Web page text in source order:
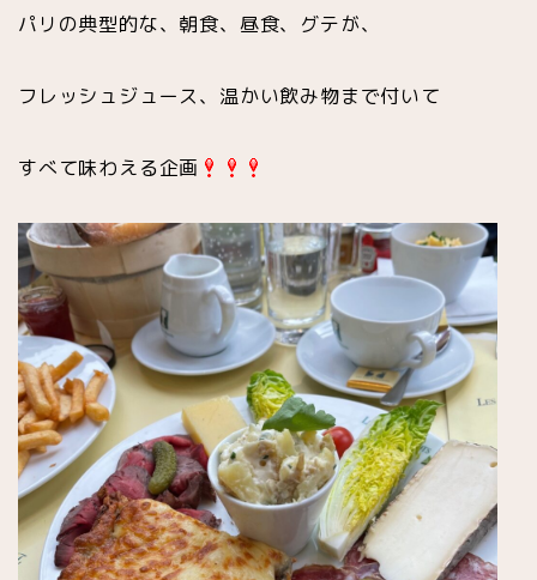
パリの典型的な、朝食、昼食、グテが、
フレッシュジュース、温かい飲み物まで付いて
すべて味わえる企画